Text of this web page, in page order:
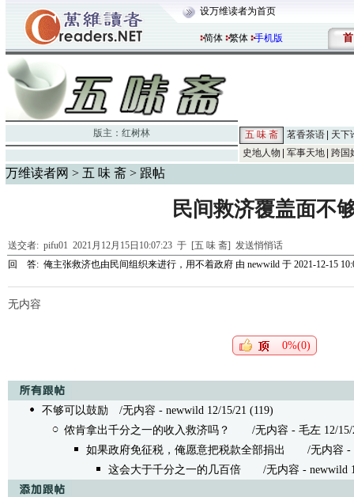
设万维读者为首页
简体 繁体 手机版 首
版主： 红树林 五 味 斋 茗香茶语
天下
史地人物
军事天地 跨国
万维读者网 > 五 味 斋 > 跟帖
民间救济覆盖面不
送交者: pifu01 2021月12月15日10:07:23 于 [五 味 斋] 发送悄悄话
回 答: 俺主张救济也由民间组织来进行，用不着政府 由 newwild 于 2021-12-15
无内容
0%(0)
不够可以鼓励 /无内容 - newwild 12/15/21 (119)
侬肯拿出千分之一的收入救济吗？
/无内容 - 毛左 12/15/
如果政府免征税，俺愿意把税款全部捐出
/无内容 -
这会大于千分之一的几百倍 /无内容 - newwild